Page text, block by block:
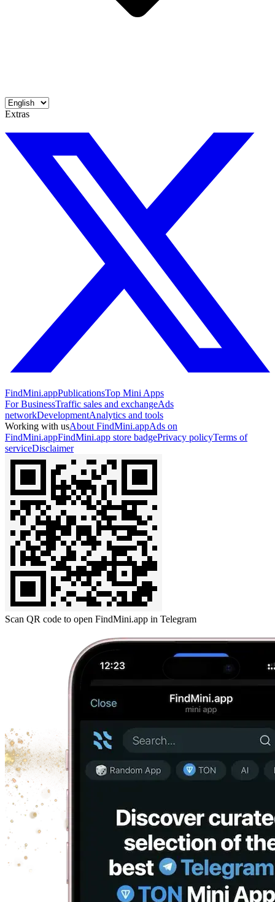
Extras
FindMini.appPublicationsTop Mini Apps
For BusinessTraffic sales and exchangeAds
networkDevelopmentAnalytics and tools
Working with usAbout FindMini.appAds on
FindMini.appFindMini.app store badgePrivacy policyTerms of
serviceDisclaimer
Scan QR code to open FindMini.app in Telegram